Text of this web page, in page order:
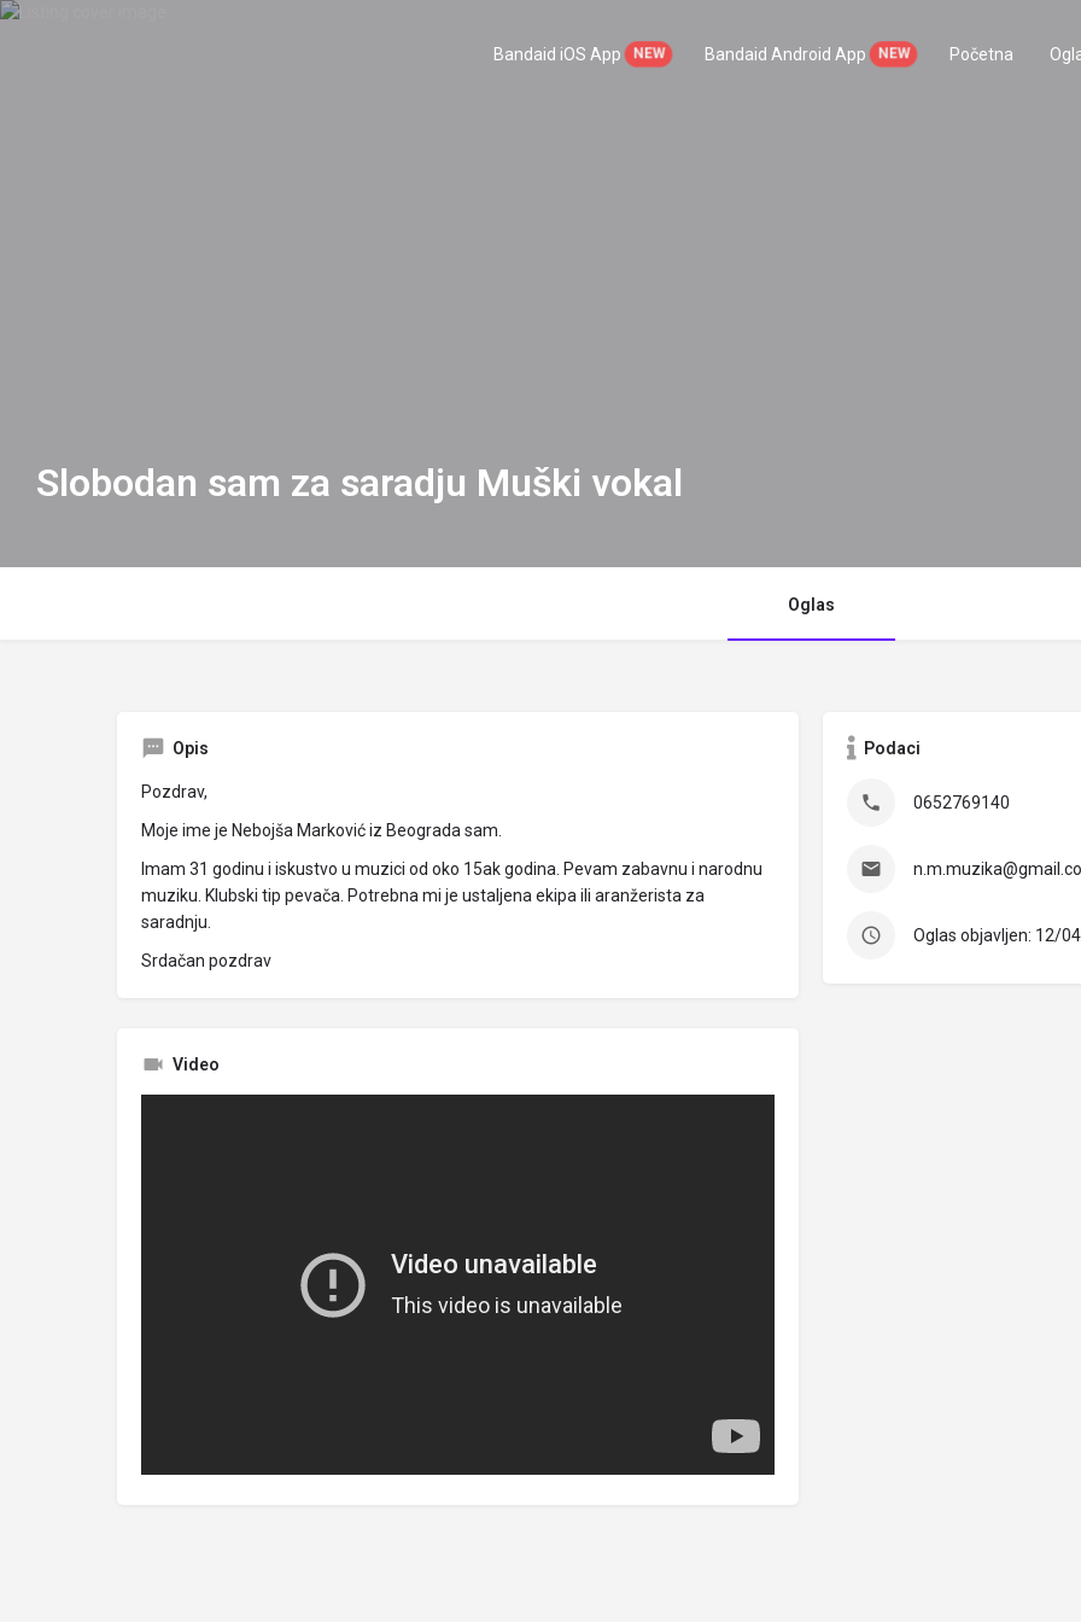
Bandaid iOS App Bandaid Android App Početna
Slobodan sam za saradju Muški vokal
Oglas
Opis
Pozdrav,
Moje ime je Nebojša Marković iz Beograda sam.
Imam 31 godinu i iskustvo u muzici od oko 15ak godina. Pevam zabavnu i narodnu
muziku. Klubski tip pevača. Potrebna mi je ustaljena ekipa ili aranžerista za
saradnju.
Srdačan pozdrav
Video
Podaci
0652769140
Oglas objavljen: 12/